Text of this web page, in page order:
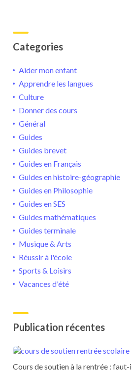
Categories
Aider mon enfant
Apprendre les langues
Culture
Donner des cours
Général
Guides
Guides brevet
Guides en Français
Guides en histoire-géographie
Guides en Philosophie
Guides en SES
Guides mathématiques
Guides terminale
Musique & Arts
Réussir à l'école
Sports & Loisirs
Vacances d'été
Publication récentes
Cours de soutien à la rentrée : faut-i